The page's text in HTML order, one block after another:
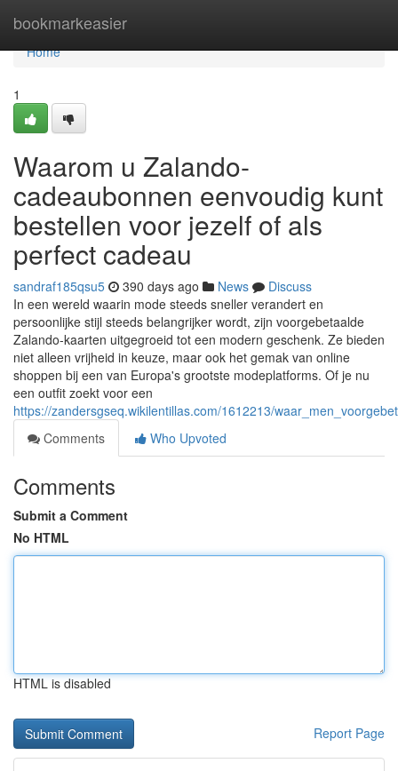
bookmarkeasier
Home
Home
1
Waarom u Zalando-
cadeaubonnen eenvoudig kunt
bestellen voor jezelf of als
perfect cadeau
sandraf185qsu5 390 days ago News
Discuss
In een wereld waarin mode steeds sneller verandert en
persoonlijke stijl steeds belangrijker wordt, zijn voorgebetaalde
Zalando-kaarten uitgegroeid tot een modern geschenk. Ze bieden
niet alleen vrijheid in keuze, maar ook het gemak van online
shoppen bij een van Europa's grootste modeplatforms. Of je nu
een outfit zoekt voor een
https://zandersgseq.wikilentillas.com/1612213/
Comments
Who Upvoted
Comments
Submit a Comment
No HTML
HTML is disabled
Report Page